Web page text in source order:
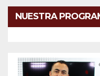
NUESTRA